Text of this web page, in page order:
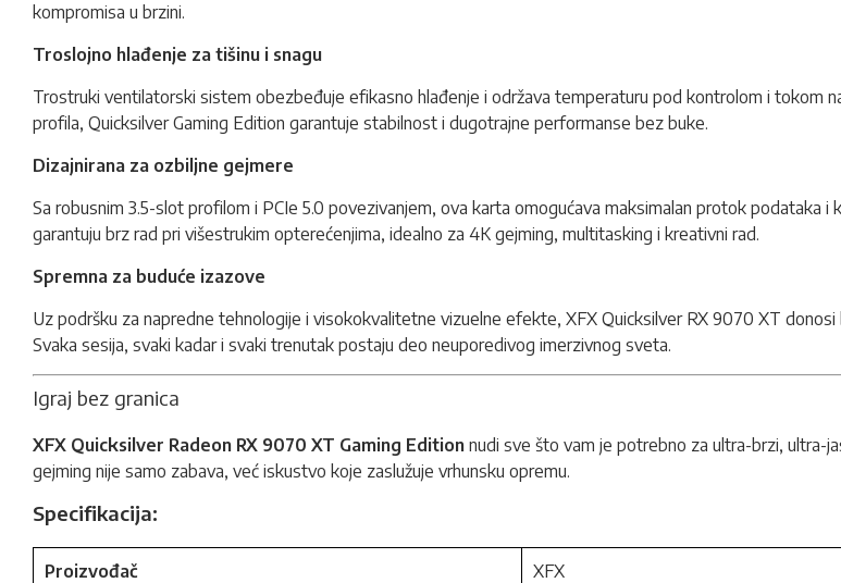
kompromisa u brzini.
Troslojno hlađenje za tišinu i snagu
Trostruki ventilatorski sistem obezbeđuje efikasno hlađenje i održava temperaturu pod kontrolom i tokom
profila, Quicksilver Gaming Edition garantuje stabilnost i dugotrajne performanse bez buke.
Dizajnirana za ozbiljne gejmere
Sa robusnim 3.5-slot profilom i PCIe 5.0 povezivanjem, ova karta omogućava maksimalan protok podataka
garantuju brz rad pri višestrukim opterećenjima, idealno za 4K gejming, multitasking i kreativni rad.
Spremna za buduće izazove
Uz podršku za napredne tehnologije i visokokvalitetne vizuelne efekte, XFX Quicksilver RX 9070 XT
Svaka sesija, svaki kadar i svaki trenutak postaju deo neuporedivog imerzivnog sveta.
Igraj bez granica
XFX Quicksilver Radeon RX 9070 XT Gaming Edition nudi sve što vam je potrebno za ultra-brzi, ultra-
gejming nije samo zabava, već iskustvo koje zaslužuje vrhunsku opremu.
Specifikacija:
Proizvođač XFX